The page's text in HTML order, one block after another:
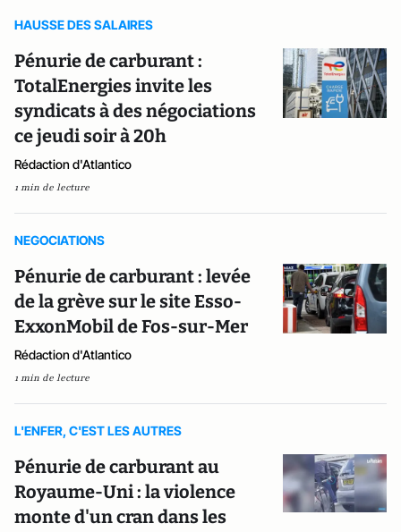
HAUSSE DES SALAIRES
Pénurie de carburant :
TotalEnergies invite les
syndicats à des négociations
ce jeudi soir à 20h
Rédaction d'Atlantico
1 min de lecture
NEGOCIATIONS
Pénurie de carburant : levée
de la grève sur le site Esso-
ExxonMobil de Fos-sur-Mer
Rédaction d'Atlantico
1 min de lecture
L'ENFER, C'EST LES AUTRES
Pénurie de carburant au
Royaume-Uni : la violence
monte d'un cran dans les